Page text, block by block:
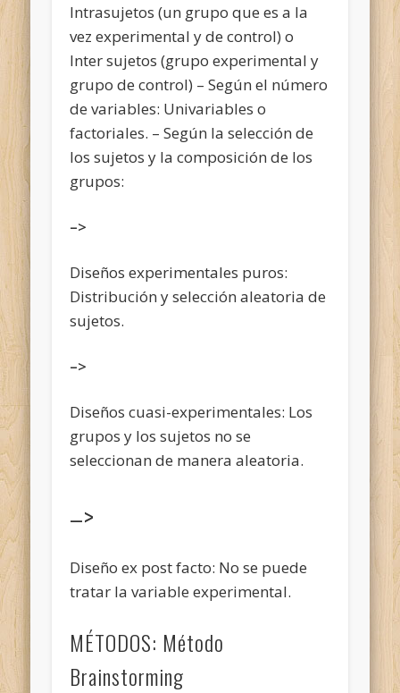
Intrasujetos (un grupo que es a la
vez experimental y de control) o
Inter sujetos (grupo experimental y
grupo de control) – Según el número
de variables: Univariables o
factoriales. – Según la selección de
los sujetos y la composición de los
grupos:
–>
Diseños experimentales puros:
Distribución y selección aleatoria de
sujetos.
–>
Diseños cuasi-experimentales: Los
grupos y los sujetos no se
seleccionan de manera aleatoria.
–>
Diseño ex post facto: No se puede
tratar la variable experimental.
MÉTODOS: Método
Brainstorming